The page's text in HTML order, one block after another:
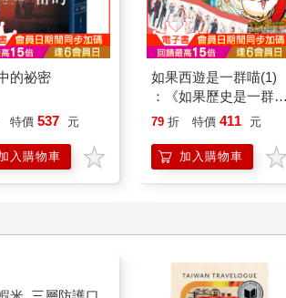
的祕密
特價 537 元
入購物車
如果西遊是一群喵(1)
：《如果歷史是一群
喵》作者最新力作，附
79 折 特價 411 元
加入購物車